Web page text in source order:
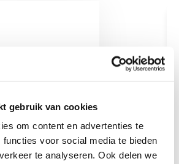
gebruik van cookies
om content en advertenties te
functies voor social media te bieden
te analyseren. Ook delen we